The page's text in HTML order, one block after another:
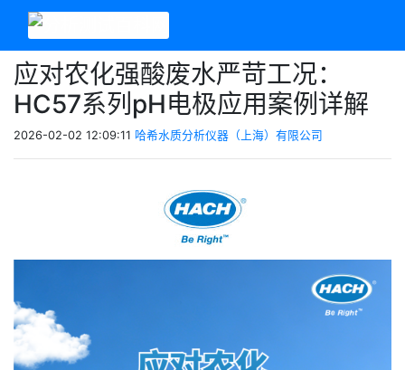
应对农化强酸废水严苛工况：
HC57系列pH电极应用案例详解
2026-02-02 12:09:11 哈希水质分析仪器（上海）有限公司